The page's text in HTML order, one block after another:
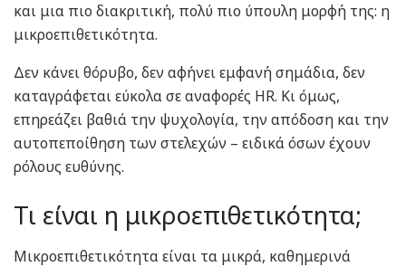
και μια πιο διακριτική, πολύ πιο ύπουλη μορφή της: η
μικροεπιθετικότητα.
Δεν κάνει θόρυβο, δεν αφήνει εμφανή σημάδια, δεν
καταγράφεται εύκολα σε αναφορές HR. Κι όμως,
επηρεάζει βαθιά την ψυχολογία, την απόδοση και την
αυτοπεποίθηση των στελεχών – ειδικά όσων έχουν
ρόλους ευθύνης.
Τι είναι η μικροεπιθετικότητα;
Μικροεπιθετικότητα είναι τα μικρά, καθημερινά